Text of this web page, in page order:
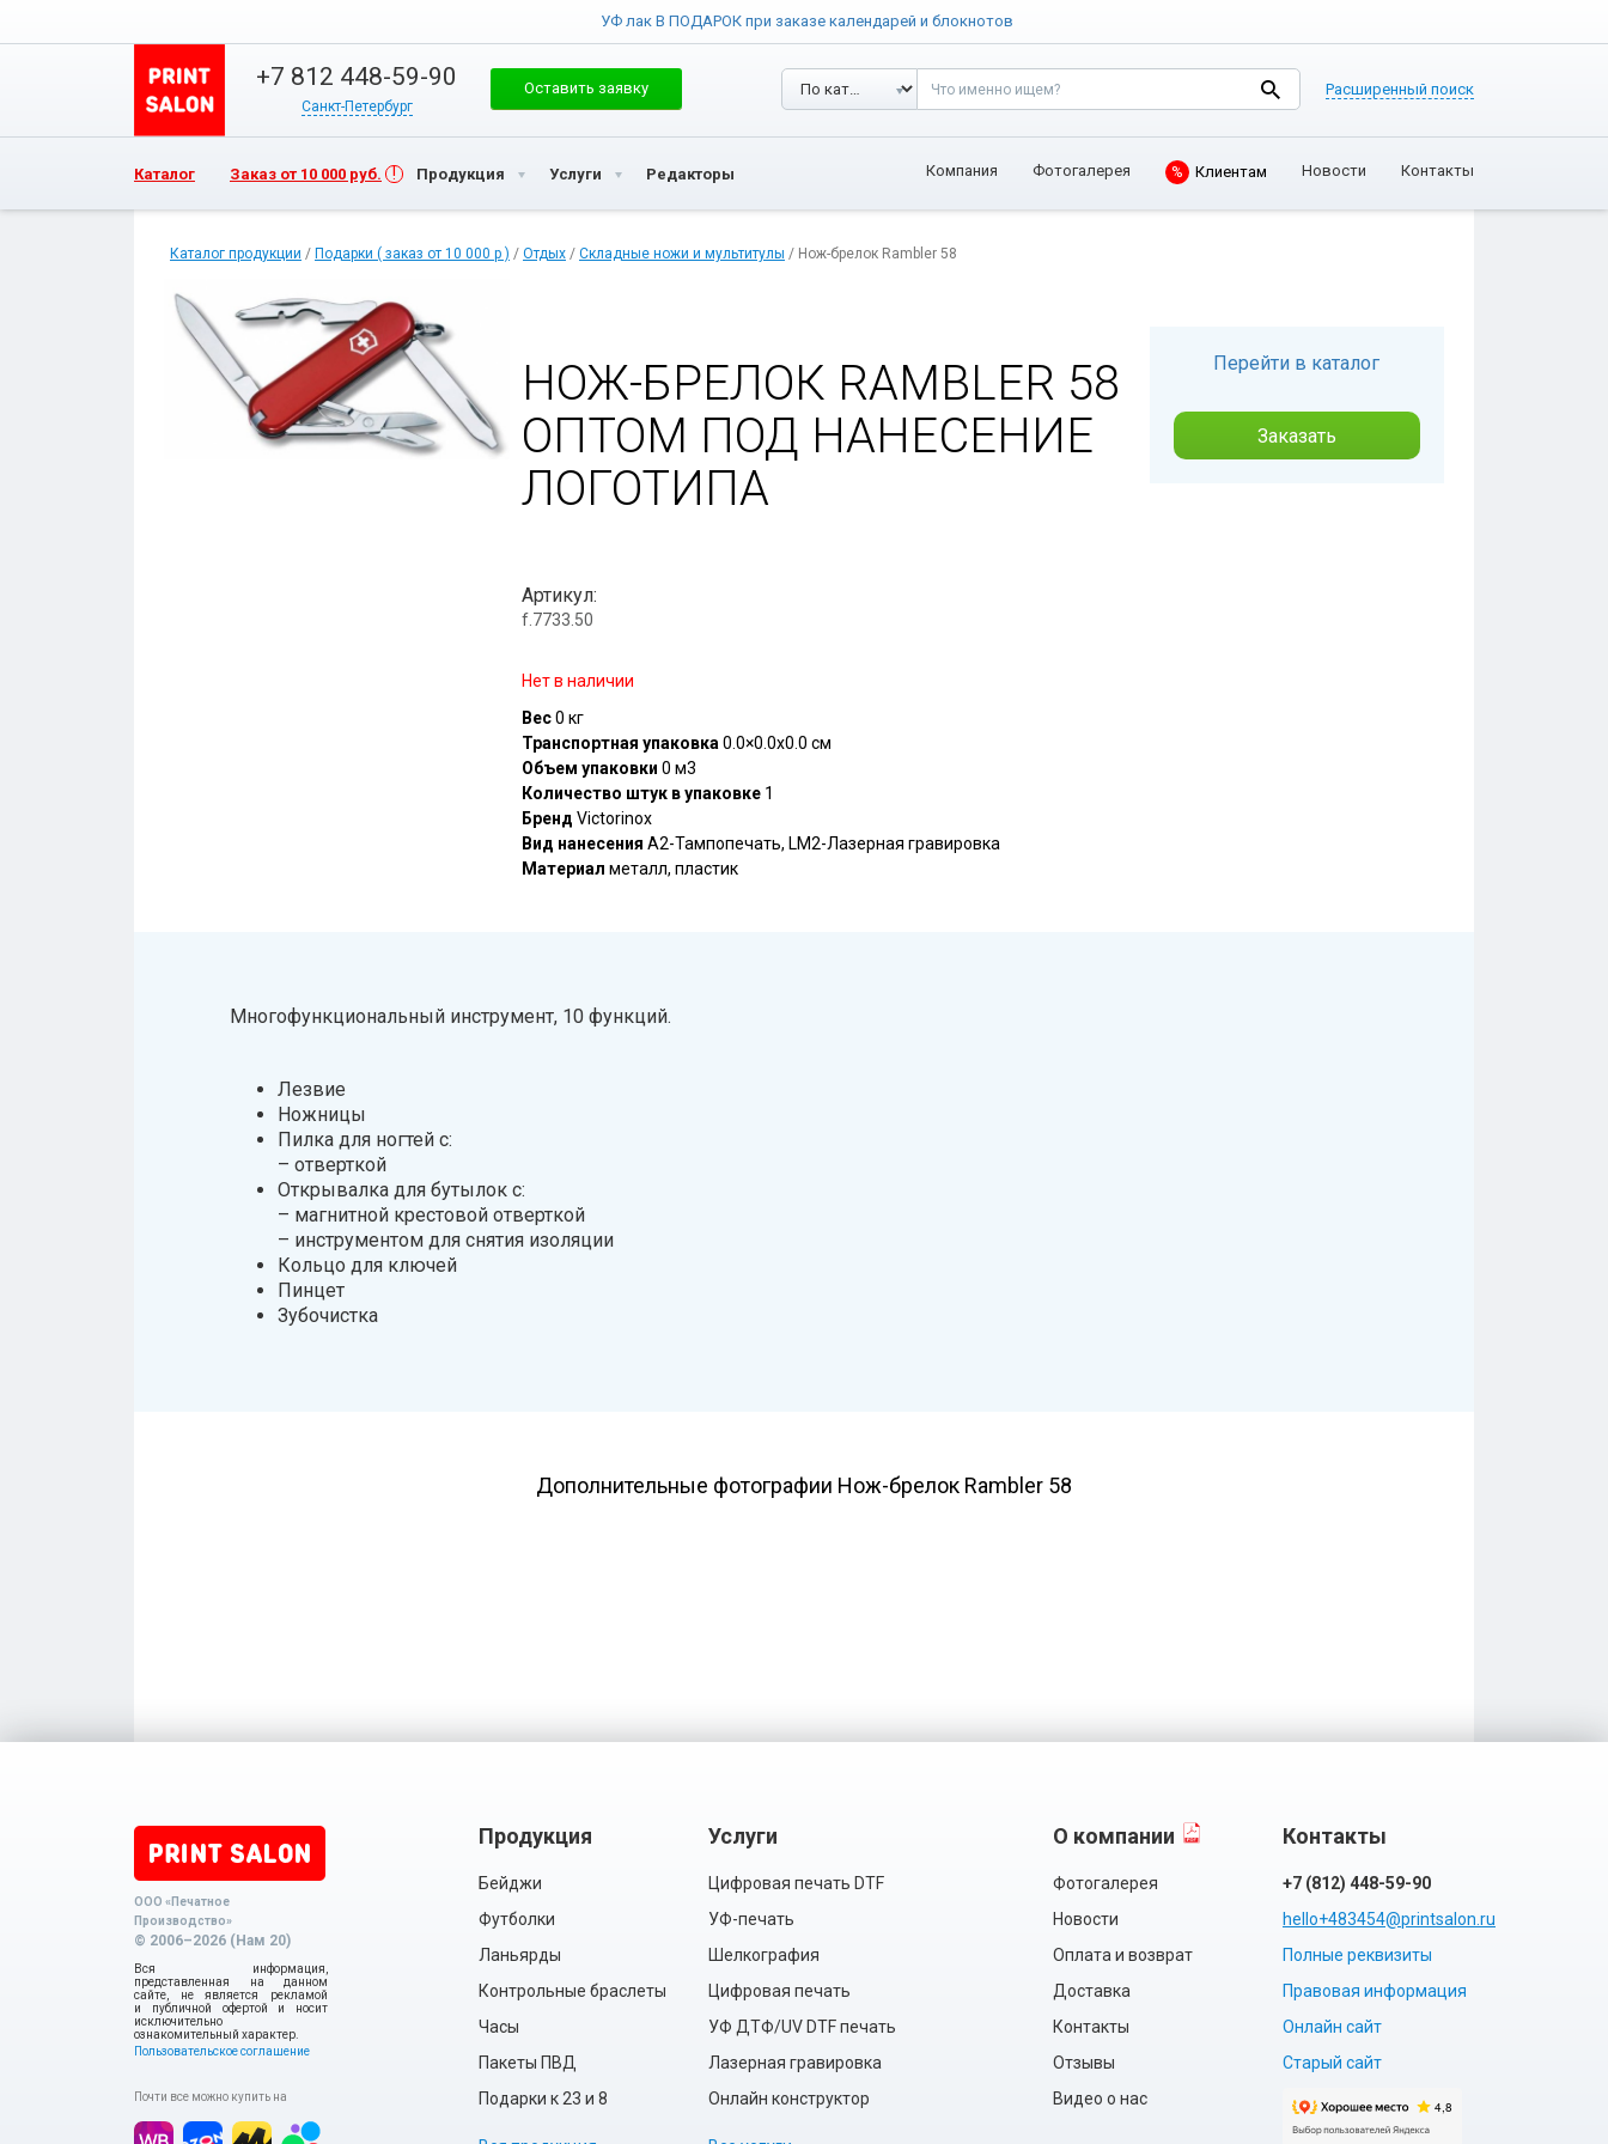
УФ лак В ПОДАРОК при заказе календарей и блокнотов
+7 812 448-59-90
Санкт-Петербург
Оставить заявку Расширенный поиск
Каталог Заказ от 10 000 руб. Продукция Услуги Редакторы Компания Фотогалерея % Клиентам Новости Контакты
Каталог продукции / Подарки ( заказ от 10 000 р ) / Отдых / Складные ножи и мультитулы / Нож-брелок Rambler 58
НОЖ-БРЕЛОК RAMBLER 58
ОПТОМ ПОД НАНЕСЕНИЕ
ЛОГОТИПА
Артикул:
f.7733.50
Нет в наличии
Вес0 кг
Транспортная упаковка 0.0×0.0x0.0 см
Объем упаковки 0 м3
Количество штук в упаковке 1
Бренд Victorinox
Вид нанесения A2-Тампопечать, LM2-Лазерная гравировка
Материал металл, пластик
Перейти в каталог
Заказать
Многофункциональный инструмент, 10 функций.
Лезвие
Ножницы
Пилка для ногтей с:
– отверткой
Открывалка для бутылок с:
– магнитной крестовой отверткой
– инструментом для снятия изоляции
Кольцо для ключей
Пинцет
Зубочистка
Дополнительные фотографии Нож-брелок Rambler 58
ООО «Печатное
Производство»
© 2006–2026 (Нам 20)
Вся информация,
представленная на данном
сайте, не является рекламой
и публичной офертой и носит
исключительно
ознакомительный характер.
Пользовательское соглашение
Почти все можно купить на
Продукция
Бейджи
Футболки
Ланьярды
Контрольные браслеты
Часы
Пакеты ПВД
Подарки к 23 и 8
Услуги
Цифровая печать DTF
УФ-печать
Шелкография
Цифровая печать
УФ ДТФ/UV DTF печать
Лазерная гравировка
Онлайн конструктор
О компании
Фотогалерея
Новости
Оплата и возврат
Доставка
Контакты
Отзывы
Видео о нас
Контакты
+7 (812) 448-59-90
hello+483454@printsalon.ru
Полные реквизиты
Правовая информация
Онлайн сайт
Старый сайт